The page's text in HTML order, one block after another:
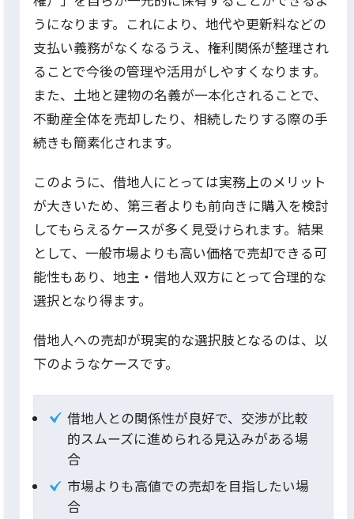
うになります。これにより、地代や更新料などの
支払い義務がなくなるうえ、権利関係が整理され
ることで今後の管理や活用がしやすくなります。
また、土地と建物の名義が一本化されることで、
不動産全体を売却したり、相続したりする際の手
続きも簡素化されます。
このように、借地人にとっては実務上のメリット
が大きいため、第三者よりも前向きに購入を検討
してもらえるケースが多く見受けられます。結果
として、一般市場よりも高い価格で売却できる可
能性もあり、地主・借地人双方にとって合理的な
選択となり得ます。
借地人への売却が現実的な選択肢となるのは、以
下のようなケースです。
借地人との関係性が良好で、交渉が比較
的スムーズに進められる見込みがある場
合
市場よりも高値での売却を目指したい場
合